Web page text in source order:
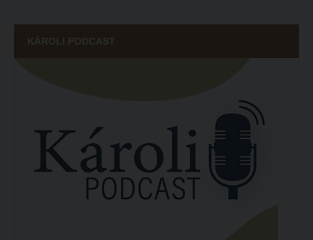
ECL nyelvvizsga
Díszoklevél igénylés
KÁROLI PODCAST